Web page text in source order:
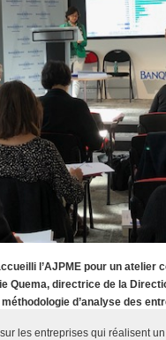
l’AJPME pour un atelier
Quema, directrice de la
d’analyse des
les entreprises qui réalisent